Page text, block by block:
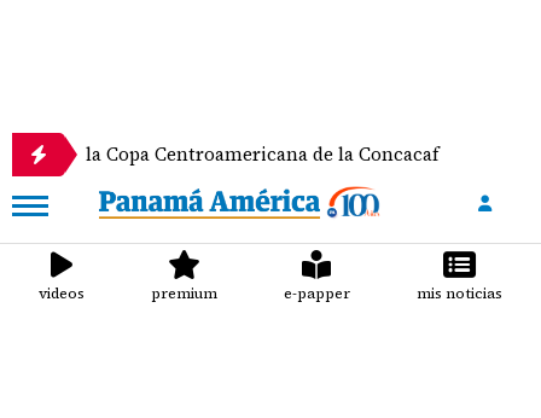
Copa Centroamericana de la Concacaf
videos premium e-papper mis noticias